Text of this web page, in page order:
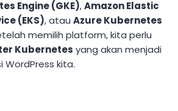
Engine (GKE),Amazon Elastic
(EKS), atau Azure Kubernetes
memilih platform, kita perlu
Kubernetes yang akan menjadi
WordPress kita.